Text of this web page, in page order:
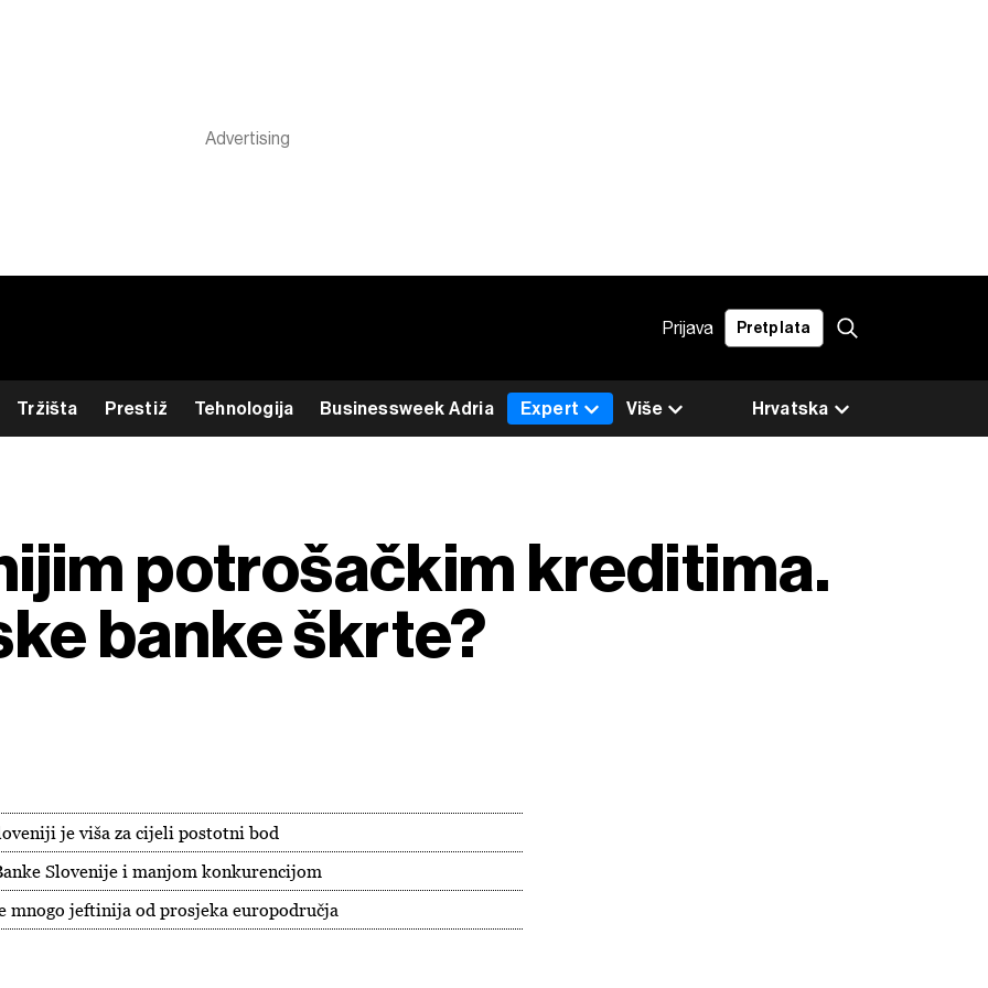
Prijava Pretplata
Tržišta Prestiž Tehnologija Businessweek Adria Hrvatska
Expert Više
potrošačkim kreditima.
banke škrte?
je viša za cijeli postotni bod
Slovenije i manjom konkurencijom
mnogo jeftinija od prosjeka europodručja